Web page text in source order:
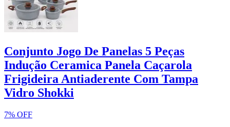
Conjunto Jogo De Panelas 5 Peças
Indução Ceramica Panela Caçarola
Frigideira Antiaderente Com Tampa
Vidro Shokki
7% OFF